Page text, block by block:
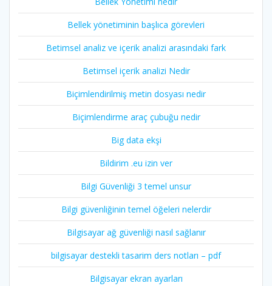
Bellek yönetiminin başlıca görevleri
Betimsel analiz ve içerik analizi arasındaki fark
Betimsel içerik analizi Nedir
Biçimlendirilmiş metin dosyası nedir
Biçimlendirme araç çubuğu nedir
Big data ekşi
Bildirim .eu izin ver
Bilgi Güvenliği 3 temel unsur
Bilgi güvenliğinin temel öğeleri nelerdir
Bilgisayar ağ güvenliği nasıl sağlanır
bilgisayar destekli tasarim ders notları – pdf
Bilgisayar ekran ayarları